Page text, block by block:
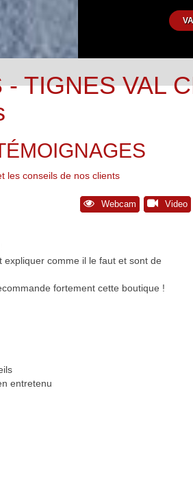
TIGNES VAL
les conseils de nos clients
Webcam Video
comme il le faut et sont de
fortement cette boutique !
entretenu